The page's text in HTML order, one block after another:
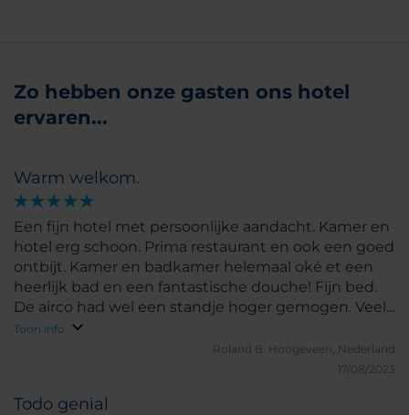
Zo hebben onze gasten ons hotel
ervaren...
Warm welkom.
Een fijn hotel met persoonlijke aandacht. Kamer en
hotel erg schoon. Prima restaurant en ook een goed
ontbijt. Kamer en badkamer helemaal oké et een
heerlijk bad en een fantastische douche! Fijn bed.
De airco had wel een standje hoger gemogen. Veel
kastruimte.
Toon info
Roland B. Hoogeveen, Nederland
17/08/2023
Todo genial